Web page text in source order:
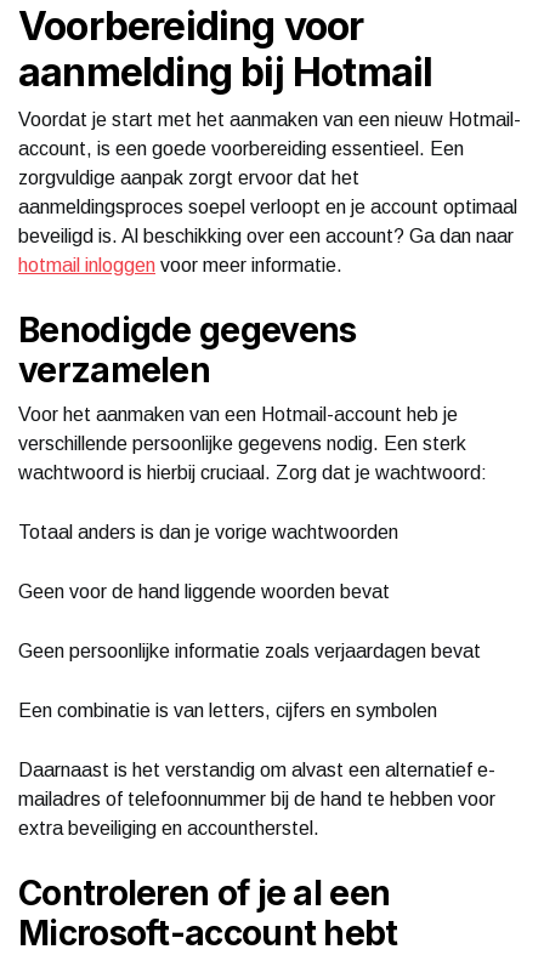
Voorbereiding voor
aanmelding bij Hotmail
Voordat je start met het aanmaken van een nieuw Hotmail-
account, is een goede voorbereiding essentieel. Een
zorgvuldige aanpak zorgt ervoor dat het
aanmeldingsproces soepel verloopt en je account optimaal
beveiligd is. Al beschikking over een account? Ga dan naar
hotmail inloggen voor meer informatie.
Benodigde gegevens
verzamelen
Voor het aanmaken van een Hotmail-account heb je
verschillende persoonlijke gegevens nodig. Een sterk
wachtwoord is hierbij cruciaal. Zorg dat je wachtwoord:
Totaal anders is dan je vorige wachtwoorden
Geen voor de hand liggende woorden bevat
Geen persoonlijke informatie zoals verjaardagen bevat
Een combinatie is van letters, cijfers en symbolen
Daarnaast is het verstandig om alvast een alternatief e-
mailadres of telefoonnummer bij de hand te hebben voor
extra beveiliging en accountherstel.
Controleren of je al een
Microsoft-account hebt